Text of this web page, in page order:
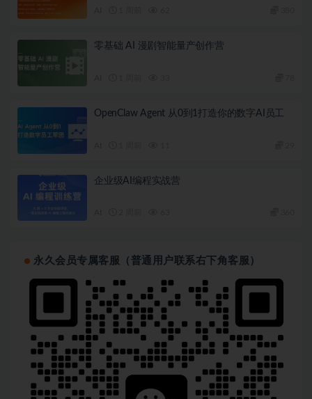
零基础 AI 漫剧智能量产创作营
OpenClaw Agent 从0到1打造你的数字AI员工
企业级AI编程实战营
永久会员专属客服（普通用户联系右下角客服）